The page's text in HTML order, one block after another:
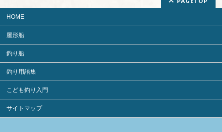
HOME
屋形船
釣り船
釣り用語集
こども釣り入門
サイトマップ